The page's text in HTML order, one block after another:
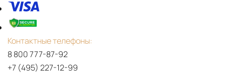
Контактные телефоны:
8 800 777-87-92
+7 (495) 227-12-99